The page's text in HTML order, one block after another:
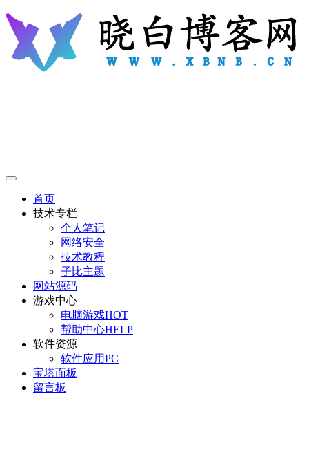
首页
技术专栏
个人笔记
网络安全
技术教程
子比主题
网站源码
游戏中心
电脑游戏HOT
帮助中心HELP
软件资源
软件应用PC
宝塔面板
留言板